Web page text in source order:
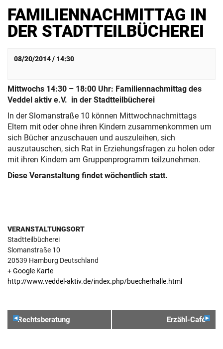
FAMILIENNACHMITTAG IN
DER STADTTEILBÜCHEREI
08/20/2014 / 14:30
Mittwochs 14:30 – 18:00 Uhr: Familiennachmittag des
Veddel aktiv e.V. in der Stadtteilbücherei
In der Slomanstraße 10 können Mittwochnachmittags
Eltern mit oder ohne ihren Kindern zusammenkommen um
sich Bücher anzuschauen und auszuleihen, sich
auszutauschen, sich Rat in Erziehungsfragen zu holen oder
mit ihren Kindern am Gruppenprogramm teilzunehmen.
Diese Veranstaltung findet wöchentlich statt.
VERANSTALTUNGSORT
Stadtteilbücherei
Slomanstraße 10
20539 Hamburg Deutschland
+ Google Karte
http://www.veddel-aktiv.de/index.php/buecherhalle.html
VERANSTALTUNGSNAVIGATION
Rechtsberatung Erzähl-Café